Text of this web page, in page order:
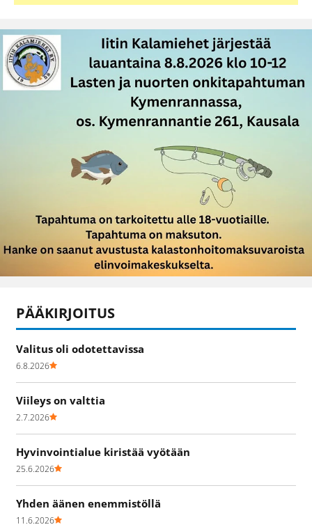
PÄÄKIRJOITUS
Valitus oli odotettavissa
6.8.2026
Viileys on valttia
2.7.2026
Hyvinvointialue kiristää vyötään
25.6.2026
Yhden äänen enemmistöllä
11.6.2026